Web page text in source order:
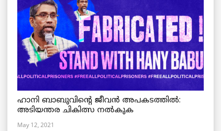
ഹാനി ബാബുവിന്റെ ജീവൻ അപകടത്തിൽ:
അടിയന്തര ചികിത്സ നൽകുക
May 12, 2021